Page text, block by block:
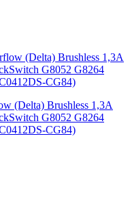
(Delta) Brushless 1,3A
G8052 G8264
CG84)